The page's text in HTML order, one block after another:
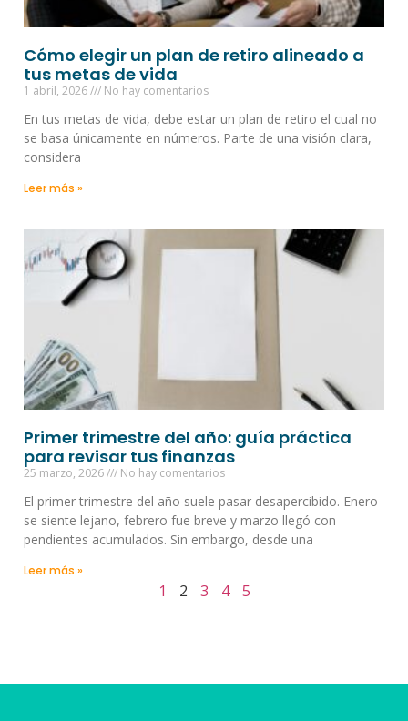
Cómo elegir un plan de retiro alineado a
tus metas de vida
1 abril, 2026 No hay comentarios
En tus metas de vida, debe estar un plan de retiro el cual no
se basa únicamente en números. Parte de una visión clara,
considera
Leer más »
Primer trimestre del año: guía práctica
para revisar tus finanzas
25 marzo, 2026 No hay comentarios
El primer trimestre del año suele pasar desapercibido. Enero
se siente lejano, febrero fue breve y marzo llegó con
pendientes acumulados. Sin embargo, desde una
Leer más »
1 2 3 4 5